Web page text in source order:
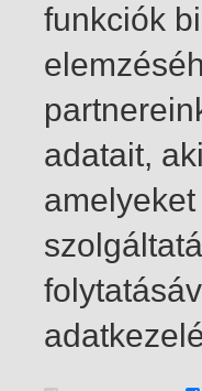
1-1 / insgesamt 1 Treffer
funkciók
adatait,